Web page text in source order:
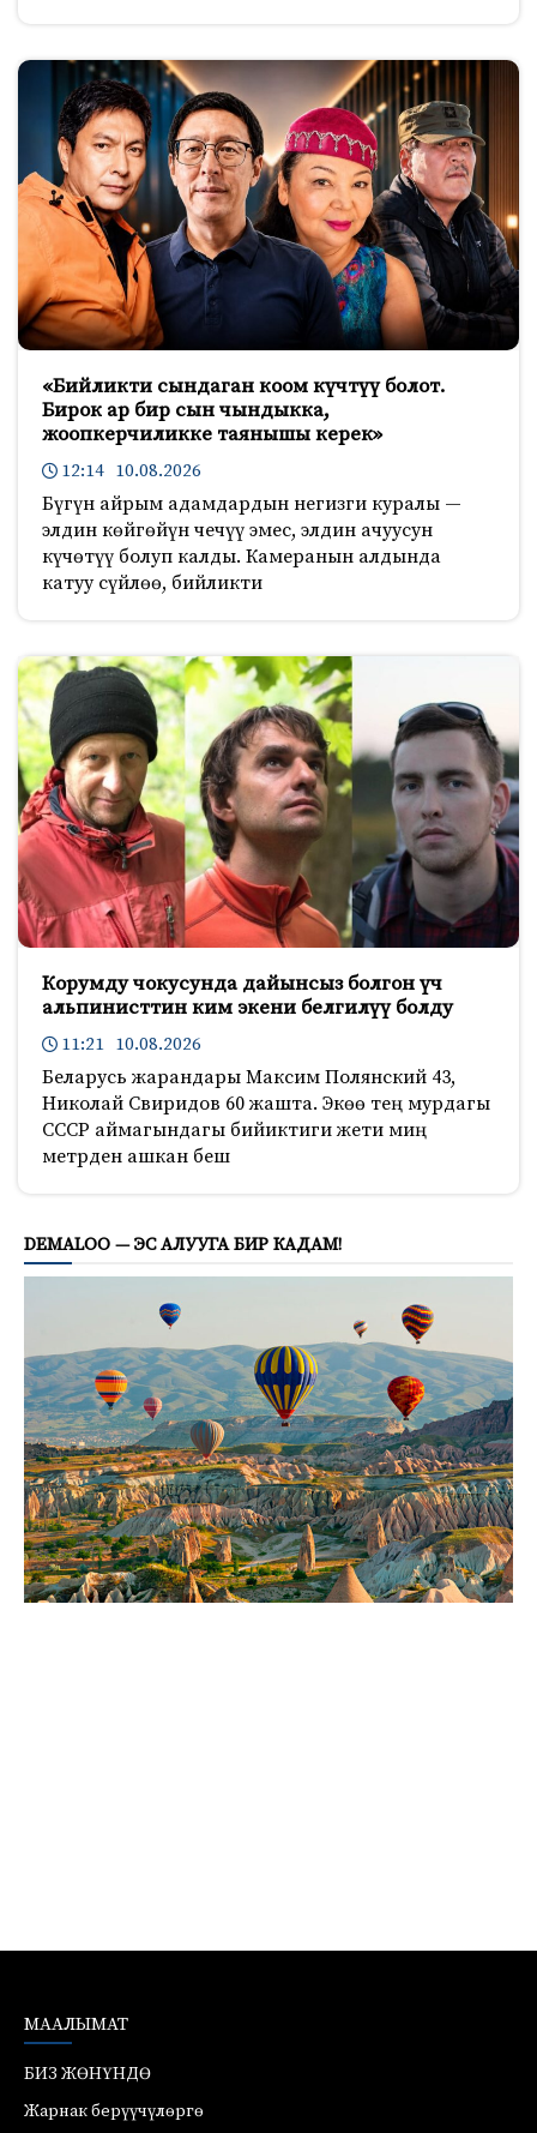
«Бийликти сындаган коом күчтүү болот.
Бирок ар бир сын чындыкка,
жоопкерчиликке таянышы керек»
12:14 10.08.2026
Бүгүн айрым адамдардын негизги куралы —
элдин көйгөйүн чечүү эмес, элдин ачуусун
күчөтүү болуп калды. Камеранын алдында
катуу сүйлөө, бийликти
Корумду чокусунда дайынсыз болгон үч
альпинисттин ким экени белгилүү болду
11:21 10.08.2026
Беларусь жарандары Максим Полянский 43,
Николай Свиридов 60 жашта. Экөө тең мурдагы
СССР аймагындагы бийиктиги жети миң
метрден ашкан беш
DEMALOO — ЭС АЛУУГА БИР КАДАМ!
МААЛЫМАТ
БИЗ ЖӨНҮНДӨ
Жарнак берүүчүлөргө